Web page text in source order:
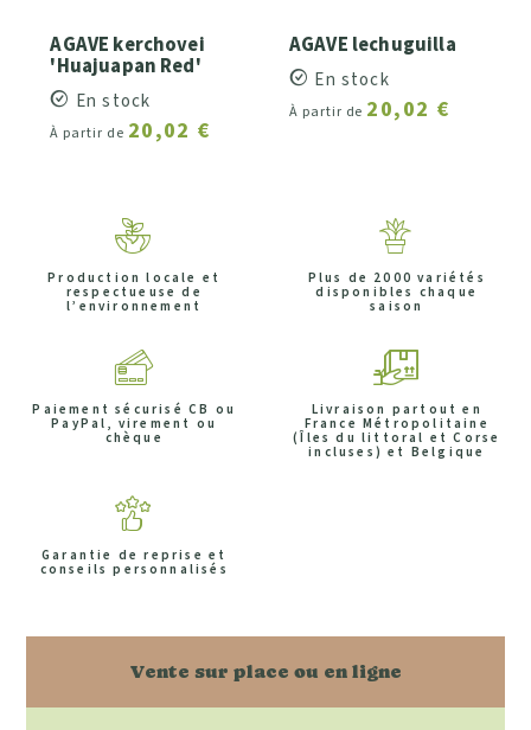
AGAVE kerchovei
'Huajuapan Red'
En stock
À partir de 20,02 €
AGAVE lechuguilla
En stock
À partir de 20,02 €
Production locale et
respectueuse de
l’environnement
Plus de 2000 variétés
disponibles chaque
saison
Paiement sécurisé CB ou
PayPal, virement ou
chèque
Livraison partout en
France Métropolitaine
(Îles du littoral et Corse
incluses) et Belgique
Garantie de reprise et
conseils personnalisés
Vente sur place ou en ligne